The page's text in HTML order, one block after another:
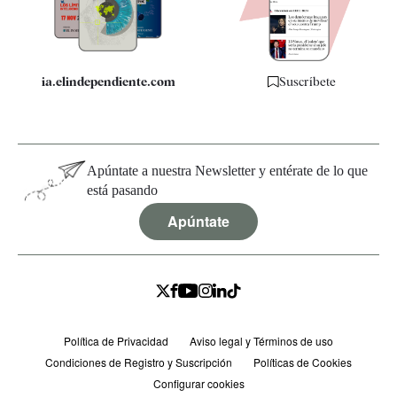
Especificaciones
ia.elindependiente.com Suscríbete
Apúntate a nuestra Newsletter y entérate de lo que
está pasando
Apúntate
Política de Privacidad
Aviso legal y Términos de uso
Condiciones de Registro y Suscripción
Políticas de Cookies
Configurar cookies